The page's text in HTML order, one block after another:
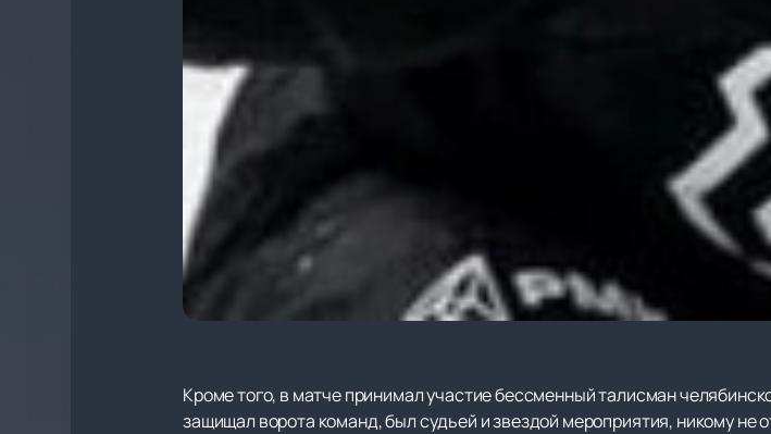
Кроме того, в матче принимал участие бессменный талисман
защищал ворота команд, был судьей и звездой мероприятия, никому не